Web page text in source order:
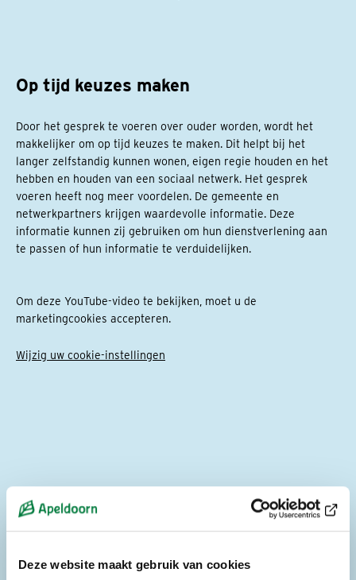
Deze website maakt gebruik van cookies
Op tijd keuzes maken
Door het gesprek te voeren over ouder worden, wordt het
makkelijker om op tijd keuzes te maken. Dit helpt bij het
langer zelfstandig kunnen wonen, eigen regie houden en het
hebben en houden van een sociaal netwerk. Het gesprek
voeren heeft nog meer voordelen. De gemeente en
netwerkpartners krijgen waardevolle informatie. Deze
informatie kunnen zij gebruiken om hun dienstverlening aan
te passen of hun informatie te verduidelijken.
Om deze YouTube-video te bekijken, moet u de
marketingcookies accepteren.
Wijzig uw cookie-instellingen
Twee kleurrijke bankjes reizen aankomende maanden door Apeldoorn. Bijzondere
bankjes, want zij nodigen alle inwoners die erop gaan zitten uit voor een gesprek
over ‘de oude dag’. Met vragen, stellingen en dilemma’s. Want hoe wil je oud
worden? En wat kan je doen voor jezelf en anderen? De bankjes zijn onderdeel
over de oude dag te stimuleren.